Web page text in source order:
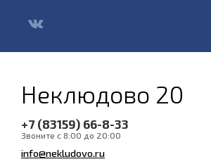
Неклюдово 20
+7 (83159) 66-8-33
Звоните с 8:00 до 20:00
info@nekludovo.ru